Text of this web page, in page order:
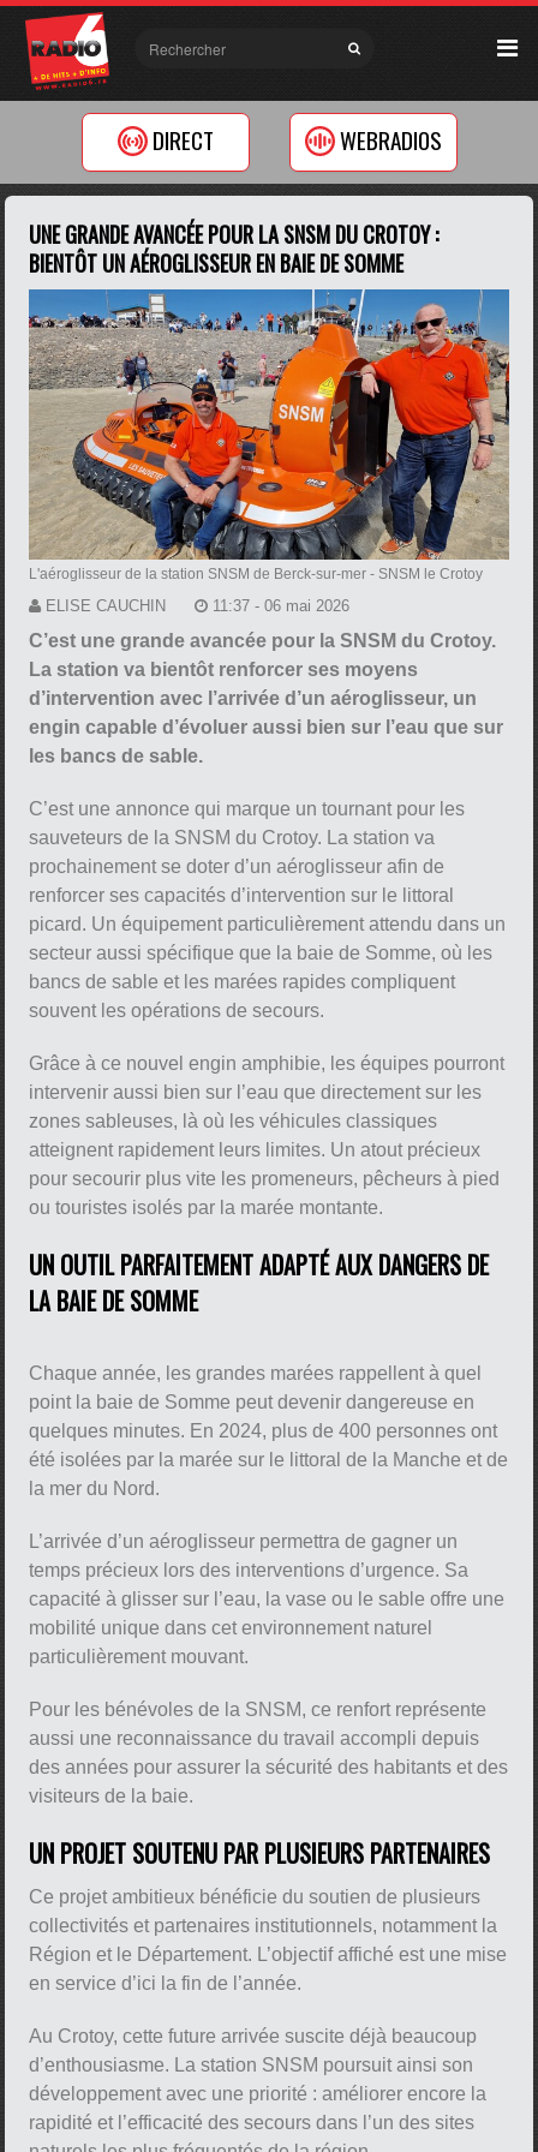
DIRECT WEBRADIOS
UNE GRANDE AVANCÉE POUR LA SNSM DU CROTOY :
BIENTÔT UN AÉROGLISSEUR EN BAIE DE SOMME
L'aéroglisseur de la station SNSM de Berck-sur-mer- SNSM le Crotoy
ELISE CAUCHIN 11:37 - 06 mai 2026
C’est une grande avancée pour la SNSM du Crotoy.
La station va bientôt renforcer ses moyens
d’intervention avec l’arrivée d’un aéroglisseur, un
engin capable d’évoluer aussi bien sur l’eau que sur
les bancs de sable.
C’est une annonce qui marque un tournant pour les
sauveteurs de la SNSM du Crotoy. La station va
prochainement se doter d’un aéroglisseur afin de
renforcer ses capacités d’intervention sur le littoral
picard. Un équipement particulièrement attendu dans un
secteur aussi spécifique que la baie de Somme, où les
bancs de sable et les marées rapides compliquent
souvent les opérations de secours.
Grâce à ce nouvel engin amphibie, les équipes pourront
intervenir aussi bien sur l’eau que directement sur les
zones sableuses, là où les véhicules classiques
atteignent rapidement leurs limites. Un atout précieux
pour secourir plus vite les promeneurs, pêcheurs à pied
ou touristes isolés par la marée montante.
UN OUTIL PARFAITEMENT ADAPTÉ AUX DANGERS DE
LA BAIE DE SOMME
Chaque année, les grandes marées rappellent à quel
point la baie de Somme peut devenir dangereuse en
quelques minutes. En 2024, plus de 400 personnes ont
été isolées par la marée sur le littoral de la Manche et de
la mer du Nord.
L’arrivée d’un aéroglisseur permettra de gagner un
temps précieux lors des interventions d’urgence. Sa
capacité à glisser sur l’eau, la vase ou le sable offre une
mobilité unique dans cet environnement naturel
particulièrement mouvant.
Pour les bénévoles de la SNSM, ce renfort représente
aussi une reconnaissance du travail accompli depuis
des années pour assurer la sécurité des habitants et des
visiteurs de la baie.
UN PROJET SOUTENU PAR PLUSIEURS PARTENAIRES
Ce projet ambitieux bénéficie du soutien de plusieurs
collectivités et partenaires institutionnels, notamment la
Région et le Département. L’objectif affiché est une mise
en service d’ici la fin de l’année.
Au Crotoy, cette future arrivée suscite déjà beaucoup
d’enthousiasme. La station SNSM poursuit ainsi son
développement avec une priorité : améliorer encore la
rapidité et l’efficacité des secours dans l’un des sites